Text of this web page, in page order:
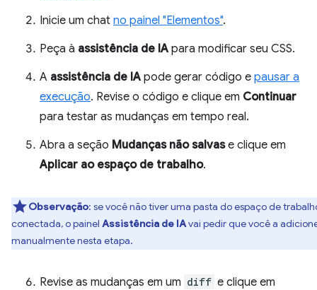
Inicie um chat no painel "Elementos".
Peça à assistência de IA para modificar seu CSS.
A assistência de IA pode gerar código e pausar a
execução. Revise o código e clique em Continuar
para testar as mudanças em tempo real.
Abra a seção Mudanças não salvase clique em
Aplicar ao espaço de trabalho.
Observação: se você não tiver uma pasta do espaço de
conectada, o painel Assistência de IAvai pedir que você a
manualmente nesta etapa.
Revise as mudanças em um diff e clique em